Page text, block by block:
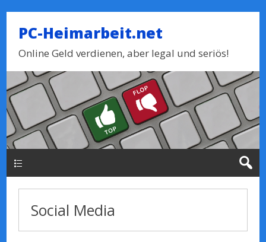
PC-Heimarbeit.net
Online Geld verdienen, aber legal und seriös!
Social Media